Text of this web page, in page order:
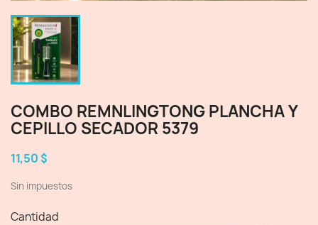
COMBO REMNLINGTONG PLANCHA Y
CEPILLO SECADOR 5379
11,50 $
Sin impuestos
Cantidad